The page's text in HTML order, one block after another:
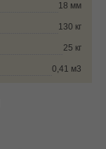
18 мм
130 кг
25 кг
0,41 м3